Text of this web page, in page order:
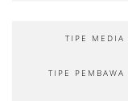
TIPE MEDIA
TIPE PEMBAWA